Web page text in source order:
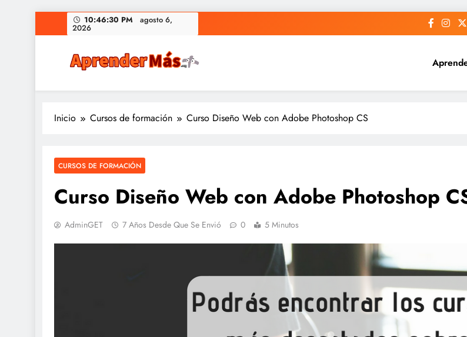
al
10:46:31 PM agosto 6, 2026
Aprendermás el buscador de cursos y masters
Inicio Cursos de formación Curso Diseño Web con Adobe Photoshop CS
CURSOS DE FORMACIÓN
Curso Diseño Web con Adobe Photoshop
AdminGET 7 Años Desde Que Se Envió 0 5 Minutos